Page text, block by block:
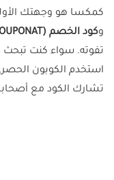
كمكسا هو وجهتك
وكود الخصم (ALLCOUPONAT)
تفوته. سواء كنت
استخدم الكوبون
تشارك الكود مع